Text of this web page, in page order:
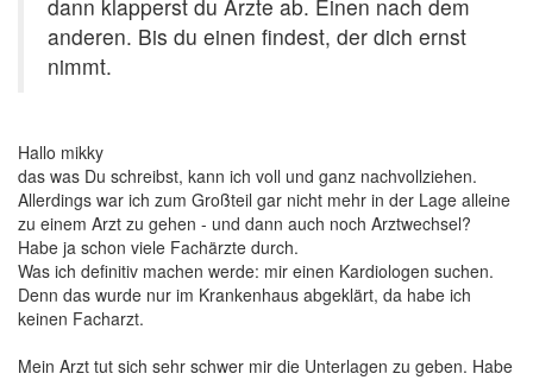
dann klapperst du Ärzte ab. Einen nach dem
anderen. Bis du einen findest, der dich ernst
nimmt.
Hallo mikky
das was Du schreibst, kann ich voll und ganz nachvollziehen.
Allerdings war ich zum Großteil gar nicht mehr in der Lage alleine
zu einem Arzt zu gehen - und dann auch noch Arztwechsel?
Habe ja schon viele Fachärzte durch.
Was ich definitiv machen werde: mir einen Kardiologen suchen.
Denn das wurde nur im Krankenhaus abgeklärt, da habe ich
keinen Facharzt.
Mein Arzt tut sich sehr schwer mir die Unterlagen zu geben. Habe